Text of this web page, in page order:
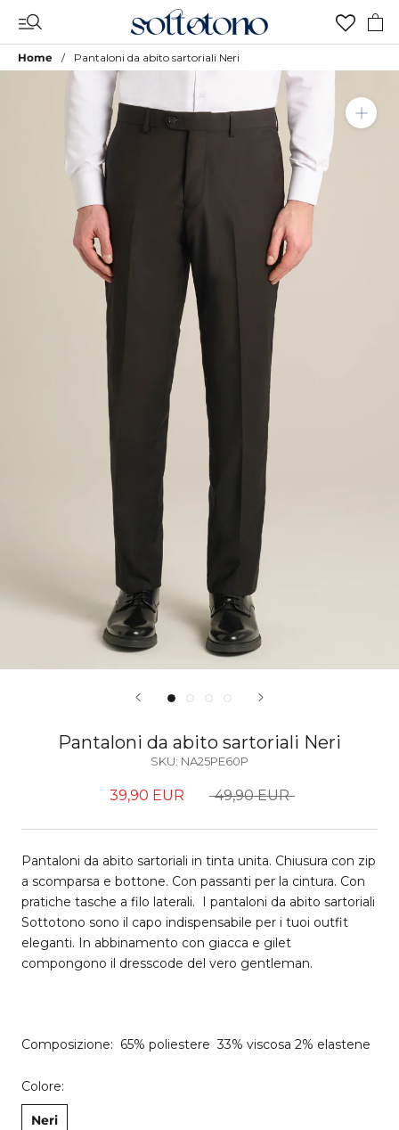
contenuto
Home Pantaloni da abito sartoriali Neri
Aggiungi a Lista Desideri
Pantaloni da abito sartoriali Neri
SKU: NA25PE60P
39,90 EUR 49,90 EUR
Pantaloni da abito sartoriali in tinta unita. Chiusura con zip
a scomparsa e bottone. Con passanti per la cintura. Con
pratiche tasche a filo laterali. I pantaloni da abito sartoriali
Sottotono sono il capo indispensabile per i tuoi outfit
eleganti. In abbinamento con giacca e gilet
compongono il dresscode del vero gentleman.
Composizione: 65% poliestere 33% viscosa 2% elastene
Colore:
Neri